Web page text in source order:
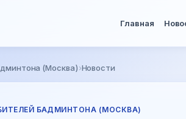
Главная
(Москва)›Новости
БАДМИНТОНА (МОСКВА)